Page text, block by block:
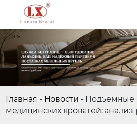
Главная - Новости - Подъемные
медицинских кроватей: анализ